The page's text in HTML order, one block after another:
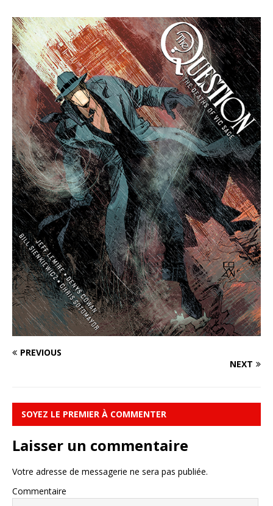
PREVIOUS
NEXT
SOYEZ LE PREMIER À COMMENTER
Laisser un commentaire
Votre adresse de messagerie ne sera pas publiée.
Commentaire